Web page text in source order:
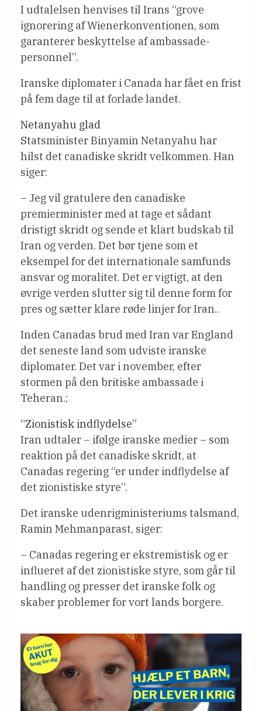
I udtalelsen henvises til Irans “grove
ignorering af Wienerkonventionen, som
garanterer beskyttelse af ambassade-
personnel”.
Iranske diplomater i Canada har fået en frist
på fem dage til at forlade landet.
Netanyahu glad
Statsminister Binyamin Netanyahu har
hilst det canadiske skridt velkommen. Han
siger:
– Jeg vil gratulere den canadiske
premierminister med at tage et sådant
dristigt skridt og sende et klart budskab til
Iran og verden. Det bør tjene som et
eksempel for det internationale samfunds
ansvar og moralitet. Det er vigtigt, at den
øvrige verden slutter sig til denne form for
pres og sætter klare røde linjer for Iran..
Inden Canadas brud med Iran var England
det seneste land som udviste iranske
diplomater. Det var i november, efter
stormen på den britiske ambassade i
Teheran.;
“Zionistisk indflydelse”
Iran udtaler – ifølge iranske medier – som
reaktion på det canadiske skridt, at
Canadas regering “er under indflydelse af
det zionistiske styre”.
Det iranske udenrigministeriums talsmand,
Ramin Mehmanparast, siger:
– Canadas regering er ekstremistisk og er
influeret af det zionistiske styre, som går til
handling og presser det iranske folk og
skaber problemer for vort lands borgere.